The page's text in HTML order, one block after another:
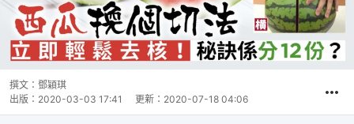
撰文： 鄧穎琪
出版： 2020-03-03 17:41 更新： 2020-07-18 04:06